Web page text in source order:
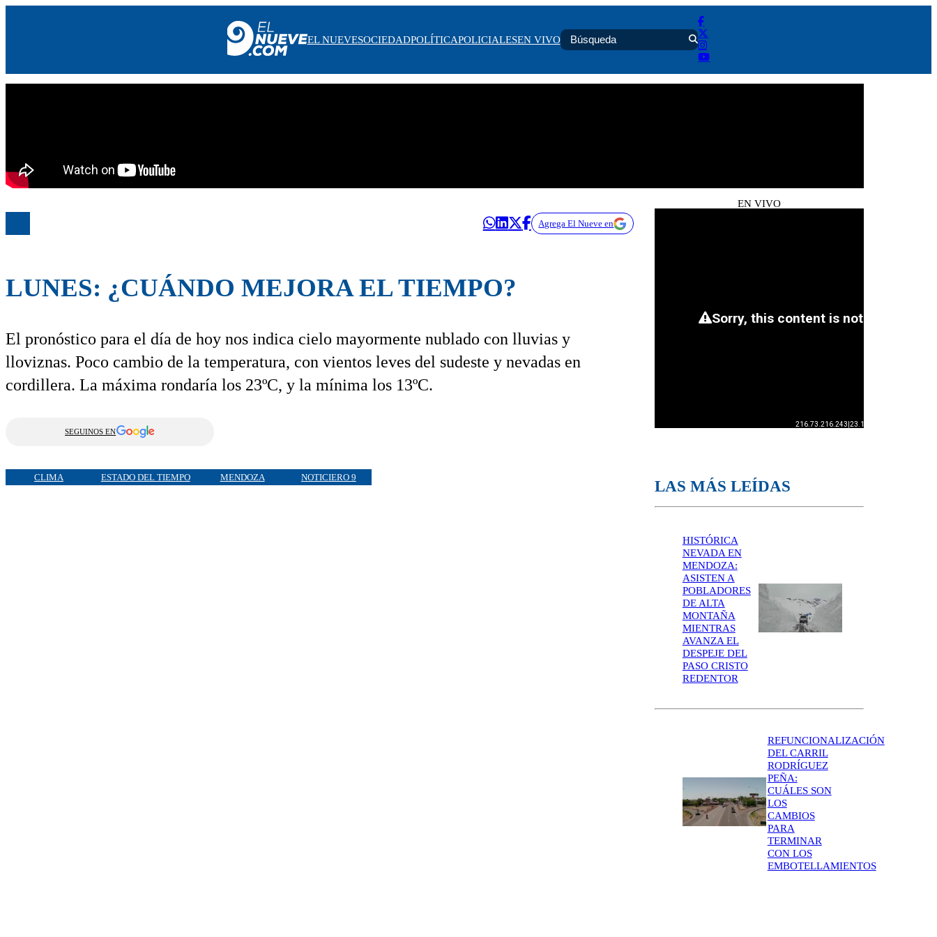
EN VIVO
EL NUEVESOCIEDADPOLÍTICAPOLICIALESEN VIVO
Agrega El Nueve en
LUNES: ¿CUÁNDO MEJORA EL TIEMPO?
El pronóstico para el día de hoy nos indica cielo mayormente nublado con lluvias y
lloviznas. Poco cambio de la temperatura, con vientos leves del sudeste y nevadas en
cordillera. La máxima rondaría los 23ºC, y la mínima los 13ºC.
SEGUINOS EN
CLIMA ESTADO DEL TIEMPO MENDOZA NOTICIERO 9
EN VIVO
LAS MÁS LEÍDAS
HISTÓRICA
NEVADA EN
MENDOZA:
ASISTEN A
POBLADORES
DE ALTA
MONTAÑA
MIENTRAS
AVANZA EL
DESPEJE DEL
PASO CRISTO
REDENTOR
REFUNCIONALIZACIÓN
DEL CARRIL
RODRÍGUEZ
PEÑA:
CUÁLES SON
LOS
CAMBIOS
PARA
TERMINAR
CON LOS
EMBOTELLAMIENTOS